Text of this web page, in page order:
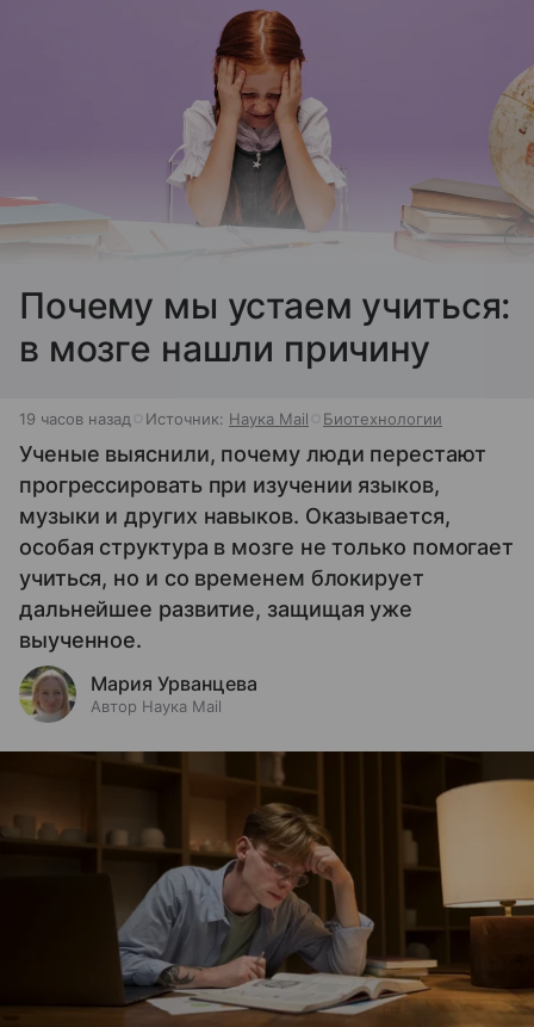
Почему мы устаем учиться:
в мозге нашли причину
19 часов назад Источник: Наука Mail Биотехнологии
Ученые выяснили, почему люди перестают
прогрессировать при изучении языков,
музыки и других навыков. Оказывается,
особая структура в мозге не только помогает
учиться, но и со временем блокирует
дальнейшее развитие, защищая уже
выученное.
Мария Урванцева
Автор Наука Mail